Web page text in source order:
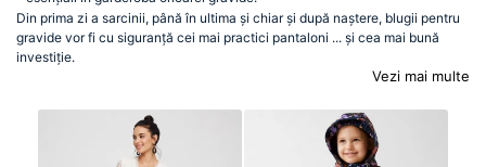
Din prima zi a sarcinii, până în ultima și chiar și după naștere, blugii pentru
gravide vor fi cu siguranță cei mai practici pantaloni ... și cea mai bună
investiție.
Vezi mai multe